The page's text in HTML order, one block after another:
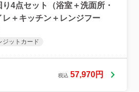
り4点セット（浴室＋洗面所・
レ＋キッチン＋レンジフー
ジットカード
税込 57,970円